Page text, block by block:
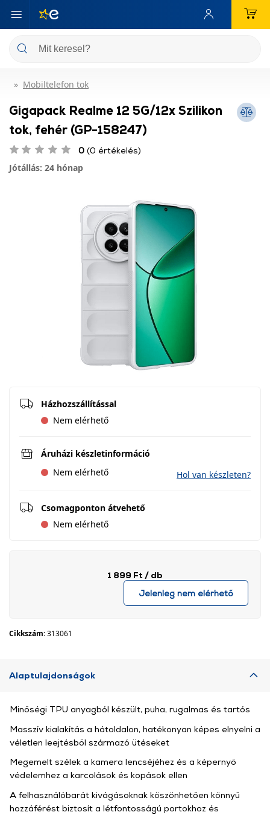
Mobiltelefon tok
Gigapack Realme 12 5G/12x Szilikon
tok, fehér (GP-158247)
0 (0 értékelés)
Jótállás: 24 hónap
Házhozszállítással
Nem elérhető
Áruházi készletinformáció
Nem elérhető
Hol van készleten?
Csomagponton átvehető
Nem elérhető
1 899 Ft / db
Jelenleg nem elérhető
Cikkszám:313061
Alaptulajdonságok
Minőségi TPU anyagból készült, puha, rugalmas és tartós
Masszív kialakítás a hátoldalon, hatékonyan képes elnyelni a
véletlen leejtésből származó ütéseket
Megemelt szélek a kamera lencséjéhez és a képernyő
védelemhez a karcolások és kopások ellen
A felhasználóbarát kivágásoknak köszönhetően könnyű
hozzáférést biztosít a létfontosságú portokhoz és